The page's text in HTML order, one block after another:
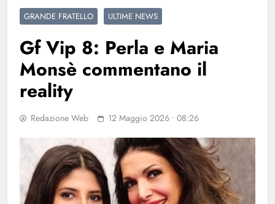
GRANDE FRATELLO ULTIME NEWS
Gf Vip 8: Perla e Maria
Monsè commentano il
reality
Redazione Web 12 Maggio 2026 • 08:26